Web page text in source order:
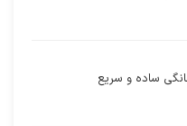
ساده و سریع